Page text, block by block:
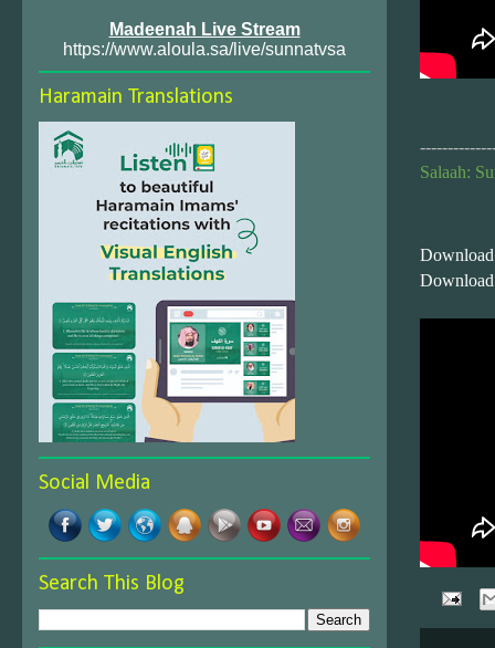
Salaah:
Madeenah Live Stream
https://www.aloula.sa/live/sunnatvsa
Haramain Translations
Social Media
Search This Blog